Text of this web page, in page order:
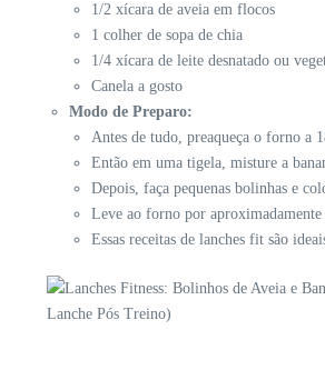
1/2 xícara de aveia em flocos
1 colher de sopa de chia
1/4 xícara de leite desnatado ou
Canela a gosto
Modo de Preparo:
Antes de tudo, preaqueça o forno a
Então em uma tigela, misture a
Depois, faça pequenas bolinhas e
Leve ao forno por
Essas receitas de lanches fit são